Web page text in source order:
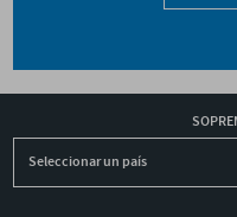
Seleccionar un país